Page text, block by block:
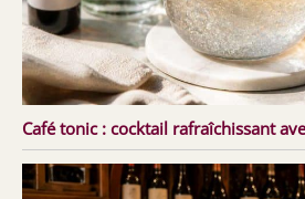
Café tonic : cocktail rafraîchissant